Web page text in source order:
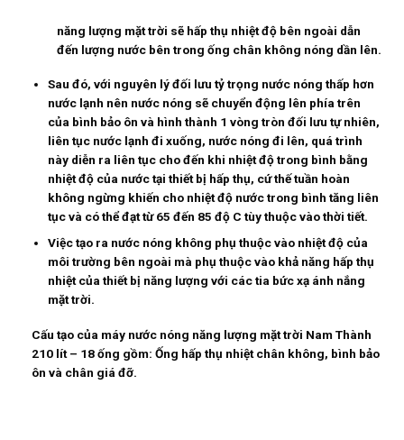
năng lượng mặt trời sẽ hấp thụ nhiệt độ bên ngoài dẫn
đến lượng nước bên trong ống chân không nóng dần lên.
Sau đó, với nguyên lý đối lưu tỷ trọng nước nóng thấp hơn
nước lạnh nên nước nóng sẽ chuyển động lên phía trên
của bình bảo ôn và hình thành 1 vòng tròn đối lưu tự nhiên,
liên tục nước lạnh đi xuống, nước nóng đi lên, quá trình
này diễn ra liên tục cho đến khi nhiệt độ trong bình bằng
nhiệt độ của nước tại thiết bị hấp thụ, cứ thế tuần hoàn
không ngừng khiến cho nhiệt độ nước trong bình tăng liên
tục và có thể đạt từ 65 đến 85 độ C tùy thuộc vào thời tiết.
Việc tạo ra nước nóng không phụ thuộc vào nhiệt độ của
môi trường bên ngoài mà phụ thuộc vào khả năng hấp thụ
nhiệt của thiết bị năng lượng với các tia bức xạ ánh nắng
mặt trời.
Cấu tạo của máy nước nóng năng lượng mặt trời Nam Thành
210 lít – 18 ống gồm: Ống hấp thụ nhiệt chân không, bình bảo
ôn và chân giá đỡ.